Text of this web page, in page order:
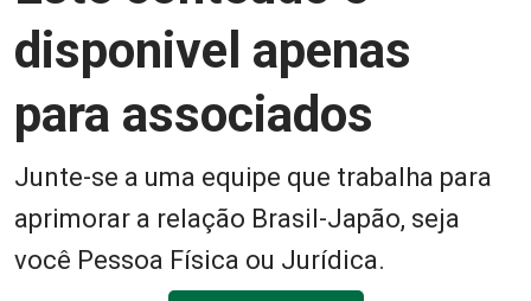
disponivel apenas
para associados
Junte-se a uma equipe que trabalha para
aprimorar a relação Brasil-Japão, seja
você Pessoa Física ou Jurídica.